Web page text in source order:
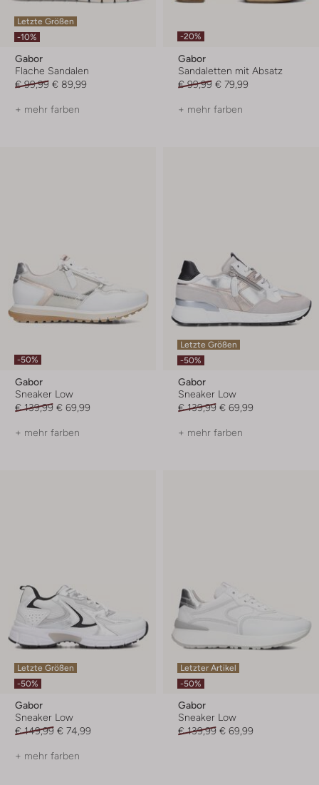
Letzte Größen
-10%
Gabor
Flache Sandalen
€ 99,99 € 89,99
+ mehr farben
-20%
Gabor
Sandaletten mit Absatz
€ 99,99 € 79,99
+ mehr farben
-50%
Gabor
Sneaker Low
€ 139,99 € 69,99
+ mehr farben
Letzte Größen
-50%
Gabor
Sneaker Low
€ 139,99 € 69,99
+ mehr farben
Letzte Größen
-50%
Gabor
Sneaker Low
€ 149,99 € 74,99
+ mehr farben
Letzter Artikel
-50%
Gabor
Sneaker Low
€ 139,99 € 69,99